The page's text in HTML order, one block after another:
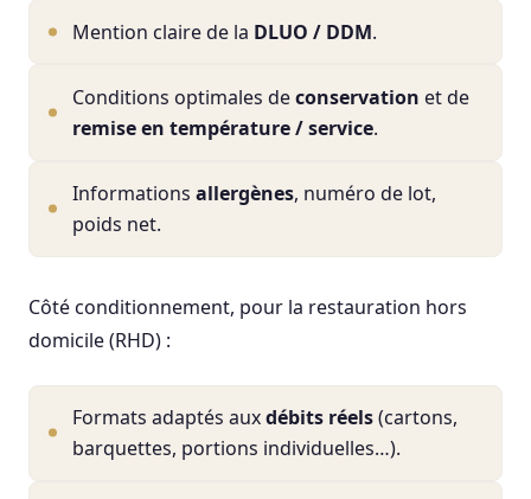
Mention claire de la DLUO / DDM.
Conditions optimales deconservation et de
remise en température / service.
Informations allergènes, numéro de lot,
poids net.
Côté conditionnement, pour la restauration hors
domicile (RHD) :
Formats adaptés auxdébits réels(cartons,
barquettes, portions individuelles…).